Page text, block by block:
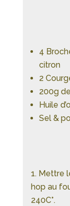
4
citron
2
200g
Huile
Sel &
Mettre
hop au
240C°.